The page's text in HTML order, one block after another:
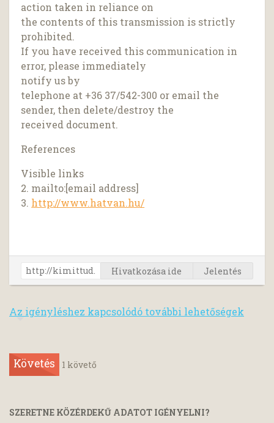
action taken in reliance on
the contents of this transmission is strictly
prohibited.
If you have received this communication in
error, please immediately
notify us by
telephone at +36 37/542-300 or email the
sender, then delete/destroy the
received document.
References
Visible links
2. mailto:[email address]
3. http://www.hatvan.hu/
Hivatkozása ide Jelentés
Az igényléshez kapcsolódó további lehetőségek
Követés 1 követő
SZERETNE KÖZÉRDEKŰ ADATOT IGÉNYELNI?